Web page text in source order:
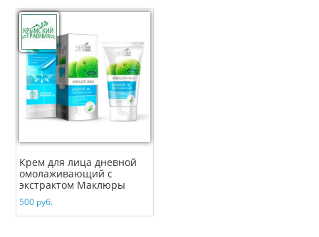
Крем для лица дневной
омолаживающий с
экстрактом Маклюры
500 руб.